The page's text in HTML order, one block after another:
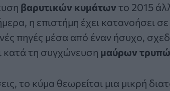
βαρυτικών κυμάτων το 2015
η επιστήμη έχει κατανοήσει
πηγές μέσα από έναν ήσυχο,
κατά τη συγχώνευση μαύρων
, το κύμα θεωρείται μια μικρή